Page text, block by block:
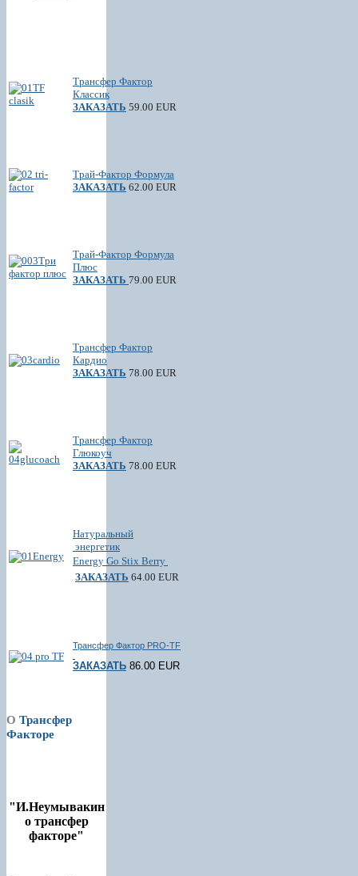
Трансфер Фактор
Классик
ЗАКАЗАТЬ 59.00 EUR
Трай-Фактор Формула
ЗАКАЗАТЬ 62.00 EUR
Трай-Фактор Формула
Плюс
ЗАКАЗАТЬ 79.00 EUR
Трансфер Фактор
Кардио
ЗАКАЗАТЬ 78.00 EUR
Трансфер Фактор
Глюкоуч
ЗАКАЗАТЬ 78.00 EUR
Натуральный
энергетик
Energy Go Stix Berry
ЗАКАЗАТЬ 64.00 EUR
Трансфер Фактор PRO-TF
ЗАКАЗАТЬ 86.00 EUR
О Трансфер
Факторе
"И.Неумывакин
о трансфер
факторе"